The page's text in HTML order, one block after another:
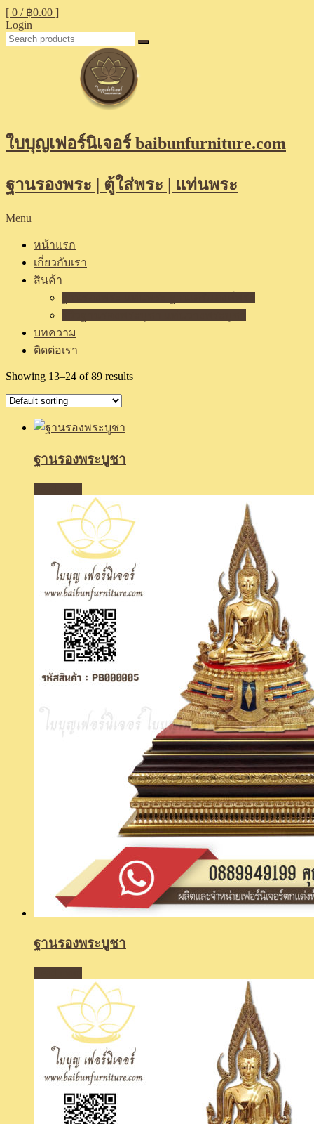
[ 0 / ฿0.00 ]
Login
ใบบุญเฟอร์นิเจอร์ baibunfurniture.com
ฐานรองพระ | ตู้ใส่พระ | แท่นพระ
Menu
หน้าแรก
เกี่ยวกับเรา
สินค้า
บทความ
ติดต่อเรา
Showing 13–24 of 89 results
ฐานรองพระบูชา
ฐานรองพระบูชา